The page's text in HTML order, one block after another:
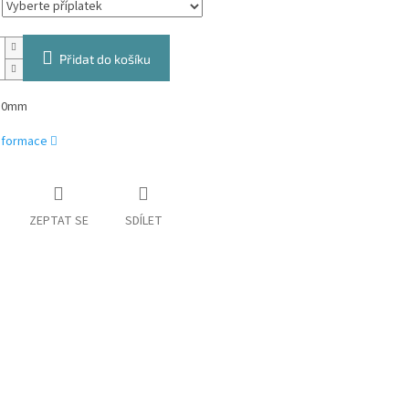
Přidat do košíku
ZEPTAT SE SDÍLET